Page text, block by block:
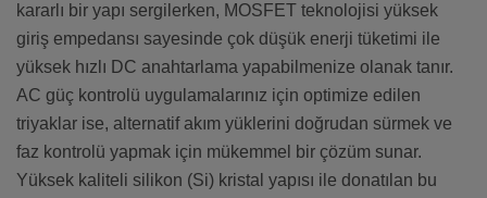
kararlı bir yapı sergilerken, MOSFET teknolojisi yüksek
giriş empedansı sayesinde çok düşük enerji tüketimi ile
yüksek hızlı DC anahtarlama yapabilmenize olanak tanır.
AC güç kontrolü uygulamalarınız için optimize edilen
triyaklar ise, alternatif akım yüklerini doğrudan sürmek ve
faz kontrolü yapmak için mükemmel bir çözüm sunar.
Yüksek kaliteli silikon (Si) kristal yapısı ile donatılan bu